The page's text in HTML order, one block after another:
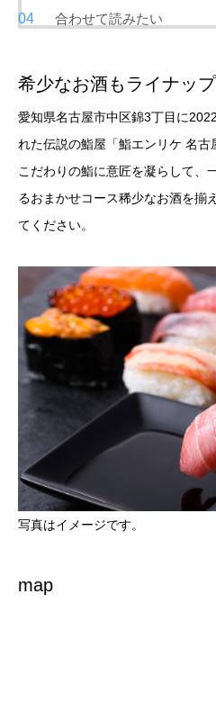
合わせて読みたい
希少なお酒もライナッ
愛知県名古屋市中区錦3丁目に
れた伝説の鮨屋「鮨エンリケ 名
こだわりの鮨に意匠を凝らして、
るおまかせコース稀少なお酒を揃
てください。
写真はイメージです。
map